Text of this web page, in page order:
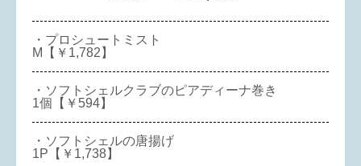
・プロシュートミスト
M【￥1,782】
・ソフトシェルクラブのピアディーナ巻き
1個【￥594】
・ソフトシェルの唐揚げ
1P【￥1,738】